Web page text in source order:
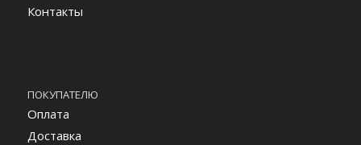
Контакты
ПОКУПАТЕЛЮ
Оплата
Доставка